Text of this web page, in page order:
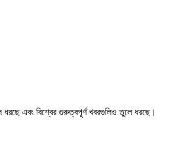
এবং বিশ্বের গুরুত্বপূর্ণ খবরগুলিও তুলে ধরছে।